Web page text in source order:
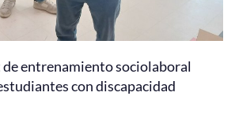
entrenamiento sociolaboral
con discapacidad